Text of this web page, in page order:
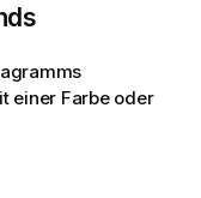
einer Farbe oder